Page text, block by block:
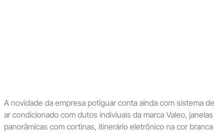
A novidade da empresa potiguar conta ainda com sistema de
ar condicionado com dutos indiviuais da marca Valeo, janelas
panorâmicas com cortinas, itinerário eletrônico na cor branca